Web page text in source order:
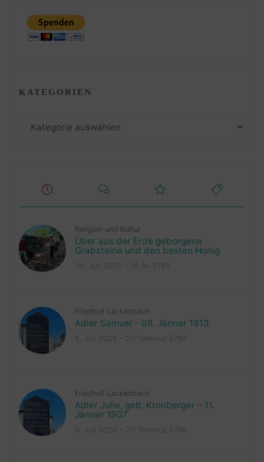
KATEGORIEN
Religion und Kultur
Über aus der Erde geborgene
Grabsteine und den besten Honig
Friedhof Lackenbach
Adler Samuel – 08. Jänner 1913
Friedhof Lackenbach
Adler Julie, geb. Kronberger – 11.
Jänner 1907